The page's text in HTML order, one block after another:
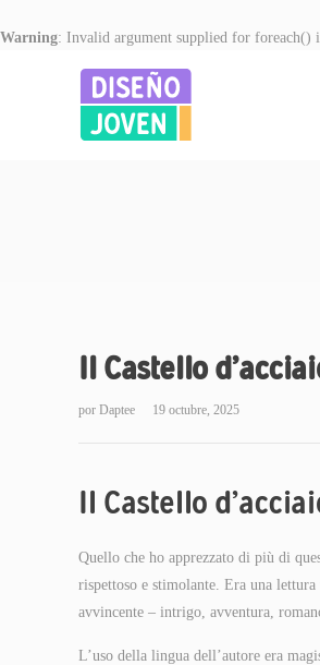
Warning: Invalid argument supplied for foreach()
Il Castello
por Daptee 19 octubre, 2025
Il Castello
Quello che ho apprezzato di più di
rispettoso e stimolante. Era una
avvincente – intrigo, avventura,
L’uso della lingua dell’autore era